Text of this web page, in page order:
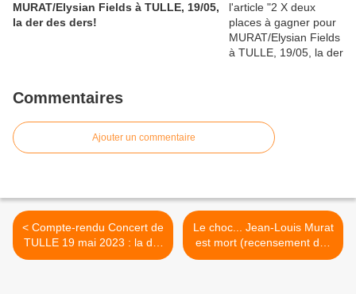
MURAT/Elysian Fields à TULLE, 19/05,
la der des ders!
Commentaires
Ajouter un commentaire
< Compte-rendu Concert de
TULLE 19 mai 2023 : la der
de Buck en roue libre!
Le choc... Jean-Louis Murat
est mort (recensement des
hommages à Jean-Louis